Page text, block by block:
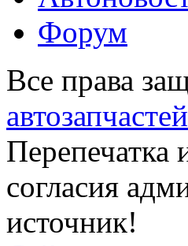
Форум
Все права
автозапчастей
согласия
источник!